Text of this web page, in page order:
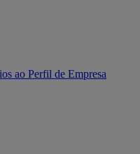
ao Perfil de Empresa